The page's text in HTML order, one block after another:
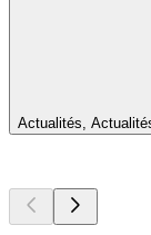
Actualités,